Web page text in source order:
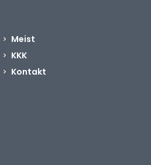
Meist
KKK
Kontakt